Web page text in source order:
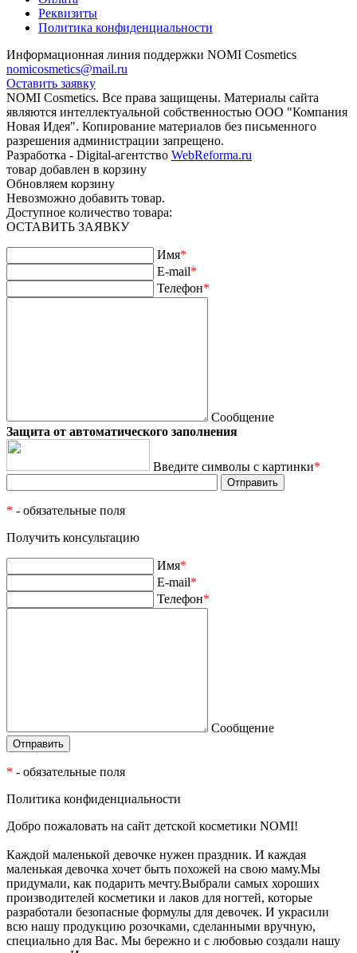
Реквизиты
Политика конфиденциальности
Информационная линия поддержки NOMI Сosmetics
nomicosmetics@mail.ru
Оставить заявку
NOMI Сosmetics. Все права защищены. Материалы сайта
являются интеллектуальной собственностью ООО "Компания
Новая Идея". Копирование материалов без письменного
разрешения администрации запрещено.
Разработка - Digital-агентство WebReforma.ru
товар добавлен в корзину
Обновляем корзину
Невозможно добавить товар.
Доступное количество товара:
ОСТАВИТЬ ЗАЯВКУ
Имя*
E-mail*
Телефон*
Сообщение
Защита от автоматического заполнения
Введите символы с картинки*
* - обязательные поля
Получить консультацию
Имя*
E-mail*
Телефон*
Сообщение
* - обязательные поля
Политика конфиденциальности
Добро пожаловать на сайт детской косметики NOMI!
Каждой маленькой девочке нужен праздник. И каждая
маленькая девочка хочет быть похожей на свою маму.Мы
придумали, как подарить мечту.Выбрали самых хороших
производителей косметики и лаков для ногтей, которые
разработали безопасные формулы для девочек. И украсили
всю нашу продукцию розочками, сделанными вручную,
специально для Вас. Мы бережно и с любовью создали нашу